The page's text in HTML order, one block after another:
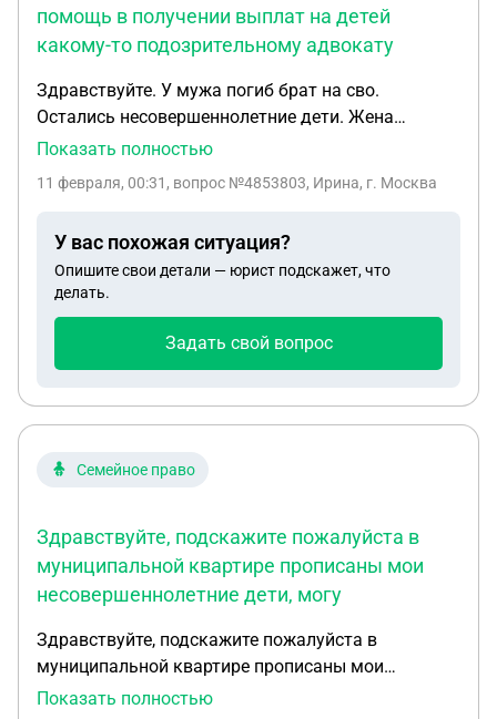
помощь в получении выплат на детей
какому-то подозрительному адвокату
Здравствуйте. У мужа погиб брат на сво.
Остались несовершеннолетние дети. Жена
гражданская, но дети были оформлены на
доверенность на получение всех запросов и
подозрительному адвокату. Так как уже открыт
счёт на детей и он просит чтобы она дала ему
временную опеку над детьми, чтобы он получил
мало что понимает в этом. Инфу от неё узнала
мошенник? Я на 99% уверена , что получит деньги
Показать полностью
11 февраля, 00:31 , вопрос №4853803, Ирина, г. Москва
У вас похожая ситуация?
Опишите свои детали — юрист подскажет, что
делать.
Задать свой вопрос
Семейное право
Здравствуйте, подскажите пожалуйста в
муниципальной квартире прописаны мои
несовершеннолетние дети, могу
Здравствуйте, подскажите пожалуйста в
муниципальной квартире прописаны мои
несовершеннолетние дети, могу ли я прописаться
Показать полностью